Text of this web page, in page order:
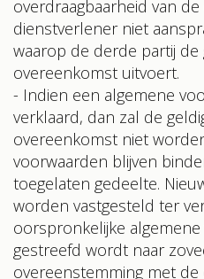
overdraagbaarheid van
dienstverlener niet
waarop de derde partij de
overeenkomst uitvoert.
- Indien een algemene
verklaard, dan zal de
overeenkomst niet
voorwaarden blijven
toegelaten gedeelte.
worden vastgesteld ter
oorspronkelijke
gestreefd wordt naar
overeenstemming met